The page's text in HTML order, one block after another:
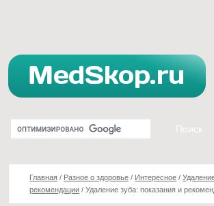
Главная / Разное о здоровье / Интересное /
рекомендации /Удаление зуба: показания и